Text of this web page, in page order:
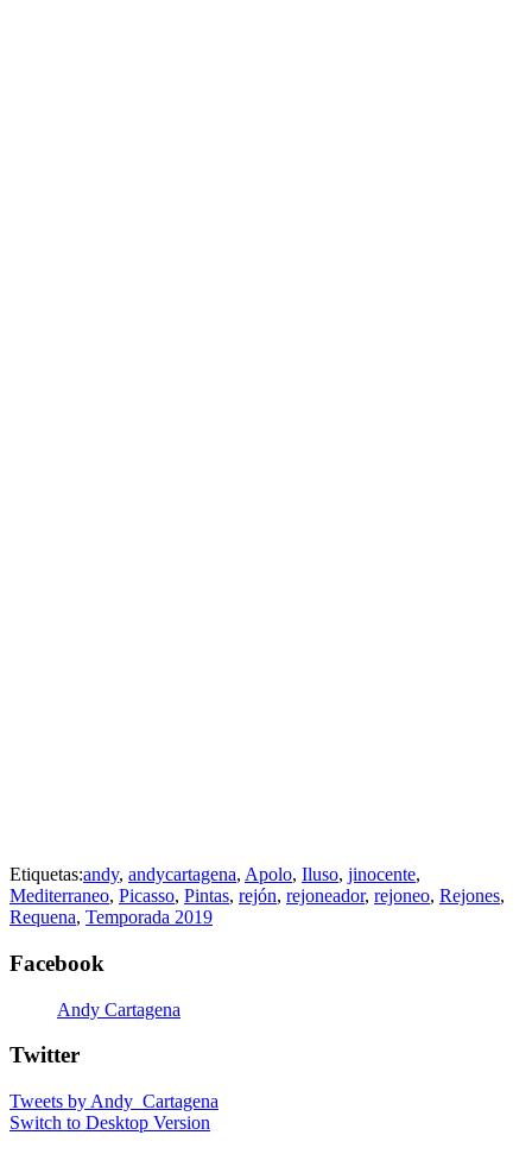
Etiquetas:andy, andycartagena, Apolo, Iluso, jinocente,
Mediterraneo, Picasso, Pintas, rejón, rejoneador, rejoneo, Rejones,
Requena, Temporada 2019
Facebook
Andy Cartagena
Twitter
Tweets by Andy_Cartagena
Switch to Desktop Version